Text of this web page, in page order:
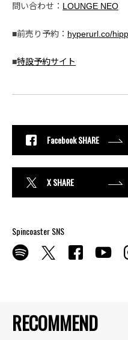
RECOMMEND
問い合わせ： LOUNGE NEO
■前売り予約： hyperurl.co/
■特設予約サイト
Facebook SHARE
X SHARE
Spincoaster SNS